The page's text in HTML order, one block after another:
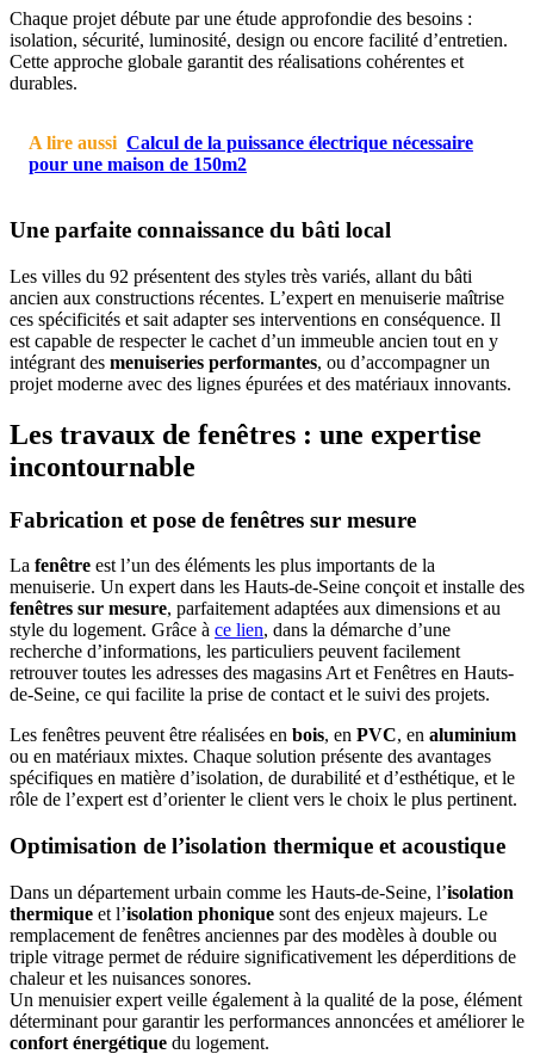
Chaque projet débute par une étude approfondie des besoins :
isolation, sécurité, luminosité, design ou encore facilité d’entretien.
Cette approche globale garantit des réalisations cohérentes et
durables.
A lire aussi Calcul de la puissance électrique nécessaire
pour une maison de 150m2
Une parfaite connaissance du bâti local
Les villes du 92 présentent des styles très variés, allant du bâti
ancien aux constructions récentes. L’expert en menuiserie maîtrise
ces spécificités et sait adapter ses interventions en conséquence. Il
est capable de respecter le cachet d’un immeuble ancien tout en y
intégrant des menuiseries performantes, ou d’accompagner un
projet moderne avec des lignes épurées et des matériaux innovants.
Les travaux de fenêtres : une expertise
incontournable
Fabrication et pose de fenêtres sur mesure
La fenêtre est l’un des éléments les plus importants de la
menuiserie. Un expert dans les Hauts-de-Seine conçoit et installe des
fenêtres sur mesure, parfaitement adaptées aux dimensions et au
style du logement. Grâce à ce lien, dans la démarche d’une
recherche d’informations, les particuliers peuvent facilement
retrouver toutes les adresses des magasins Art et Fenêtres en Hauts-
de-Seine, ce qui facilite la prise de contact et le suivi des projets.
Les fenêtres peuvent être réalisées en bois, en PVC, en aluminium
ou en matériaux mixtes. Chaque solution présente des avantages
spécifiques en matière d’isolation, de durabilité et d’esthétique, et le
rôle de l’expert est d’orienter le client vers le choix le plus pertinent.
Optimisation de l’isolation thermique et acoustique
Dans un département urbain comme les Hauts-de-Seine, l’isolation
thermique et l’isolation phonique sont des enjeux majeurs. Le
remplacement de fenêtres anciennes par des modèles à double ou
triple vitrage permet de réduire significativement les déperditions de
chaleur et les nuisances sonores.
Un menuisier expert veille également à la qualité de la pose, élément
déterminant pour garantir les performances annoncées et améliorer le
confort énergétique du logement.